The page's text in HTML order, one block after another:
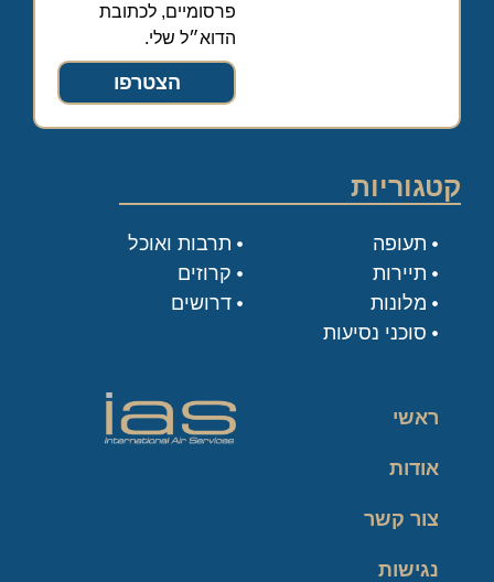
פרסומיים, לכתובת
הדוא״ל שלי.
הצטרפו
קטגוריות
תעופה
תיירות
מלונות
סוכני נסיעות
תרבות ואוכל
קרוזים
דרושים
ראשי
אודות
צור קשר
נגישות